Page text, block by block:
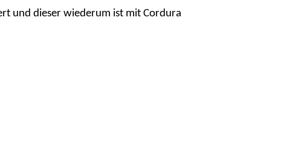
und dieser wiederum ist mit Cordura